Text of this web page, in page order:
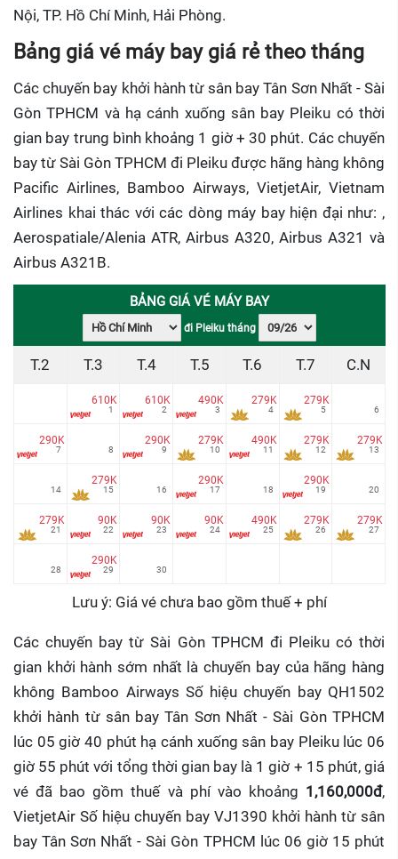
Nội, TP. Hồ Chí Minh, Hải Phòng.
Bảng giá vé máy bay giá rẻ theo tháng
Các chuyến bay khởi hành từ sân bay Tân Sơn Nhất - Sài
Gòn TPHCM và hạ cánh xuống sân bay Pleiku có thời
gian bay trung bình khoảng 1 giờ + 30 phút. Các chuyến
bay từ Sài Gòn TPHCM đi Pleiku được hãng hàng không
Pacific Airlines, Bamboo Airways, VietjetAir, Vietnam
Airlines khai thác với các dòng máy bay hiện đại như: ,
Aerospatiale/Alenia ATR, Airbus A320, Airbus A321 và
Airbus A321B.
BẢNG GIÁ VÉ MÁY BAY
đi Pleiku tháng
T.2 T.3 T.4 T.5 T.6 T.7 C.N
610K
1
610K
2
490K
3
279K
4
279K
5 6
290K
7 8
290K
9
279K
10
490K
11
279K
12
279K
13
14
279K
15 16
290K
17 18
290K
19 20
279K
21
90K
22
90K
23
90K
24
490K
25
279K
26
279K
27
28
290K
29 30
Lưu ý: Giá vé chưa bao gồm thuế + phí
Các chuyến bay từ Sài Gòn TPHCM đi Pleiku có thời
gian khởi hành sớm nhất là chuyến bay của hãng hàng
không Bamboo Airways Số hiệu chuyến bay QH1502
khởi hành từ sân bay Tân Sơn Nhất - Sài Gòn TPHCM
lúc 05 giờ 40 phút hạ cánh xuống sân bay Pleiku lúc 06
giờ 55 phút với tổng thời gian bay là 1 giờ + 15 phút, giá
vé đã bao gồm thuế và phí vào khoảng 1,160,000đ,
VietjetAir Số hiệu chuyến bay VJ1390 khởi hành từ sân
bay Tân Sơn Nhất - Sài Gòn TPHCM lúc 06 giờ 15 phút